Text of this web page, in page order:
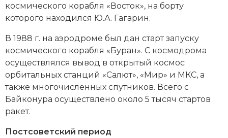
Северная Америка
Социально-экономическая история
Специальные исторические дисциплины
СССР
космического корабля «Восток», на борту
которого находился Ю.А. Гагарин.
В 1988 г. на аэродроме был дан старт запуску
космического корабля «Буран». С космодрома
осуществлялся вывод в открытый космос
орбитальных станций «Салют», «Мир» и МКС, а
также многочисленных спутников. Всего с
Байконура осуществлено около 5 тысяч стартов
ракет.
Постсоветский период